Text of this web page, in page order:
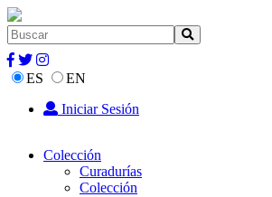
ES
EN
Iniciar Sesión
Colección
Curadurías
Colección